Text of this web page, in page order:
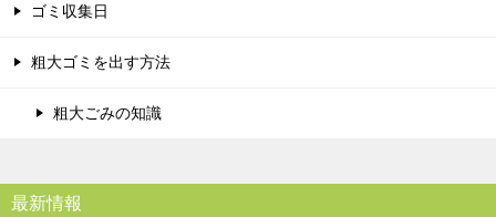
ゴミ収集日
粗大ゴミを出す方法
粗大ごみの知識
最新情報